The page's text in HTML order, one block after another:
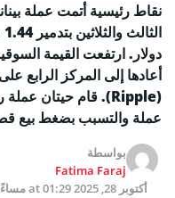
أعادها إلى المركز الرابع
عملة والتسبب بضغط بيع
بواسطة
Fatima Faraj
أكتوبر 28, 2025 at 01:29 مساءً